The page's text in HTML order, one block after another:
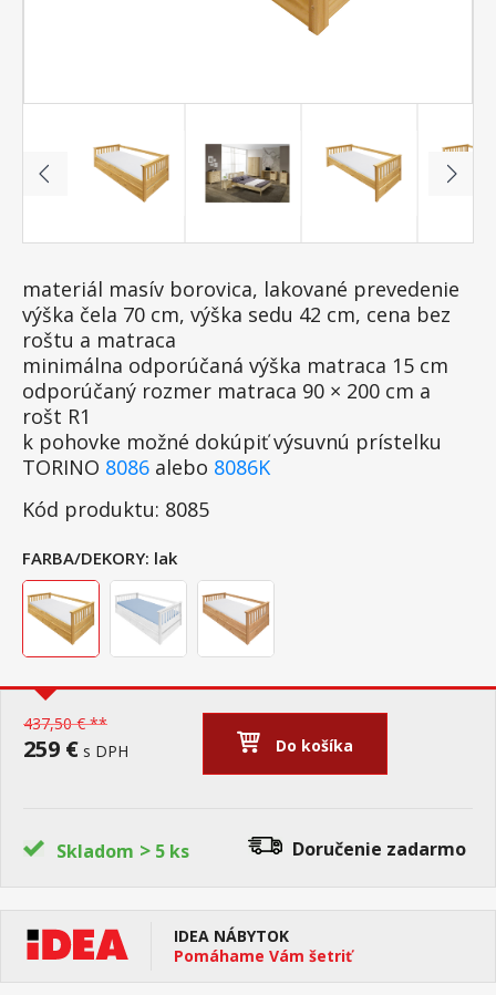
materiál masív borovica, lakované prevedenie
výška čela 70 cm, výška sedu 42 cm, cena bez
roštu a matraca
minimálna odporúčaná výška matraca 15 cm
odporúčaný rozmer matraca 90 × 200 cm a
rošt R1
k pohovke možné dokúpiť výsuvnú prístelku
TORINO 8086 alebo 8086K
Kód produktu: 8085
FARBA/DEKORY: lak
437,50 € **
259 € s DPH Do košíka
Skladom > 5 ks Doručenie zadarmo
IDEA NÁBYTOK
Pomáhame Vám šetriť